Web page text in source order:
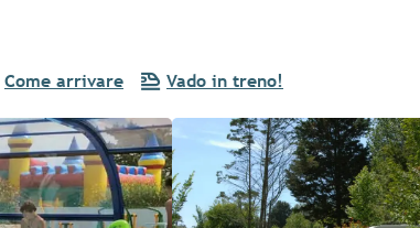
Come arrivare Vado in treno!